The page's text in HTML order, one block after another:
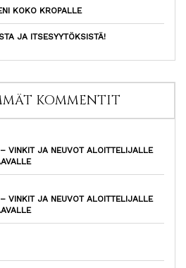
KOKO KROPALLE
JA ITSESYYTÖKSISTÄ!
KOMMENTIT
VINKIT JA NEUVOT ALOITTELIJALLE
VINKIT JA NEUVOT ALOITTELIJALLE